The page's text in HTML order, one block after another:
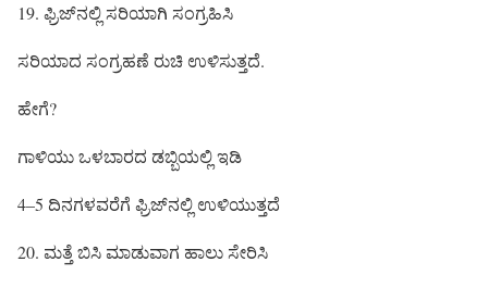
19. ಫ್ರಿಜ್‌ನಲ್ಲಿ ಸರಿಯಾಗಿ ಸಂಗ್ರಹಿಸಿ
ಸರಿಯಾದ ಸಂಗ್ರಹಣೆ ರುಚಿ ಉಳಿಸುತ್ತದೆ.
ಹೇಗೆ?
ಗಾಳಿಯು ಒಳಬಾರದ ಡಬ್ಬಿಯಲ್ಲಿ ಇಡಿ
4–5 ದಿನಗಳವರೆಗೆ ಫ್ರಿಜ್‌ನಲ್ಲಿ ಉಳಿಯುತ್ತದೆ
20. ಮತ್ತೆ ಬಿಸಿ ಮಾಡುವಾಗ ಹಾಲು ಸೇರಿಸಿ